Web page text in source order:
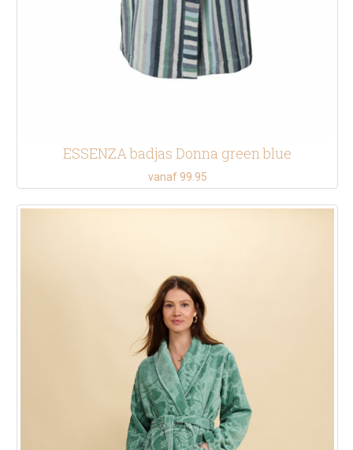
ESSENZA badjas Donna green blue
vanaf 99.95